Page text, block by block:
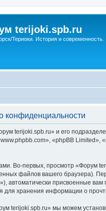
terijoki.spb.ru
Териоки. История и современность.
конфиденциальности
terijoki.spb.ru» и его
«phpBB
Во-первых, просмотр «Форум
файлов вашего браузера).
автоматически присвоенные
для хранения информации о
terijoki.spb.ru» мы можем